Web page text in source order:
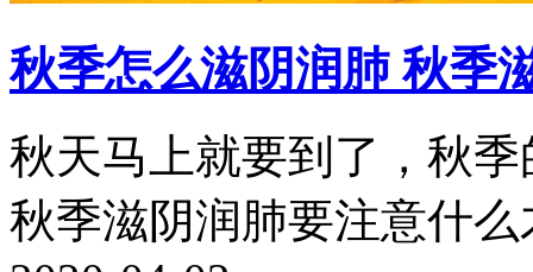
秋季怎么滋阴润肺 秋季
秋天马上就要到了，秋
秋季滋阴润肺要注意什